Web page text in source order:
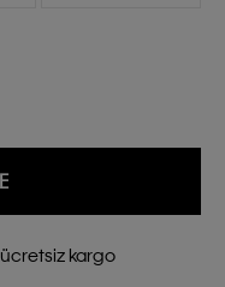
kargo